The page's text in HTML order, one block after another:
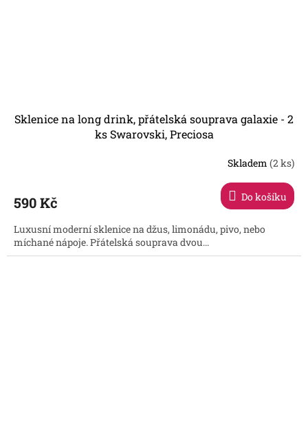
Sklenice na long drink, přátelská souprava galaxie - 2
ks Swarovski, Preciosa
Skladem (2 ks)
590 Kč Do košíku
Luxusní moderní sklenice na džus, limonádu, pivo, nebo
míchané nápoje. Přátelská souprava dvou...